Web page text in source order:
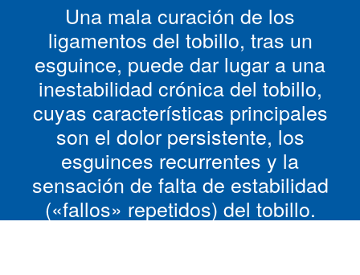
Una mala curación de los
ligamentos del tobillo, tras un
esguince, puede dar lugar a una
inestabilidad crónica del tobillo,
cuyas características principales
son el dolor persistente, los
esguinces recurrentes y la
sensación de falta de estabilidad
(«fallos» repetidos) del tobillo.